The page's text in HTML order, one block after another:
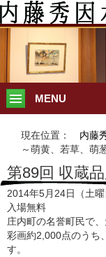
MENU
現在位置： 内藤
～萌黄、若草、萌
第89回 収蔵
2014年5月24日（土曜
入場無料
庄内町の名誉町民で
彩画約2,000点のうち
す。